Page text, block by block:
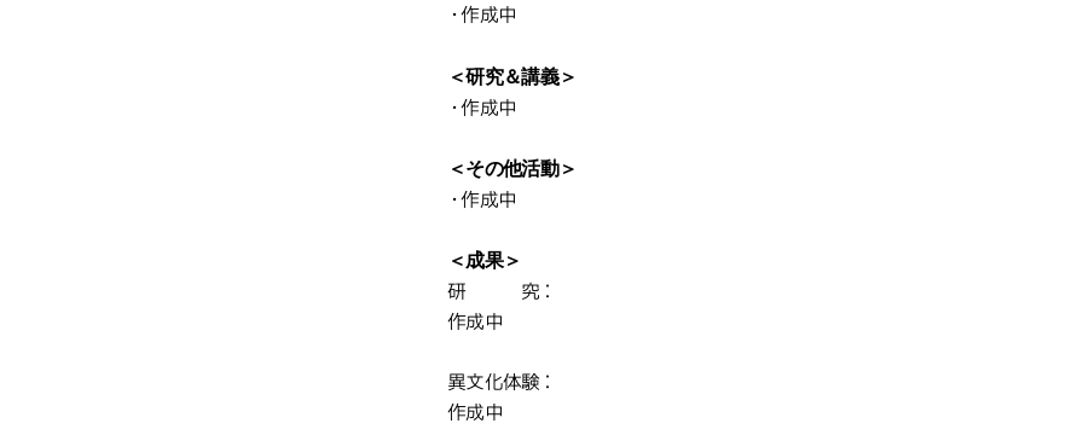
・作成中
＜研究＆講義＞
・作成中
＜その他活動＞
・作成中
＜成果＞
研 究：
作成中
異文化体験：
作成中